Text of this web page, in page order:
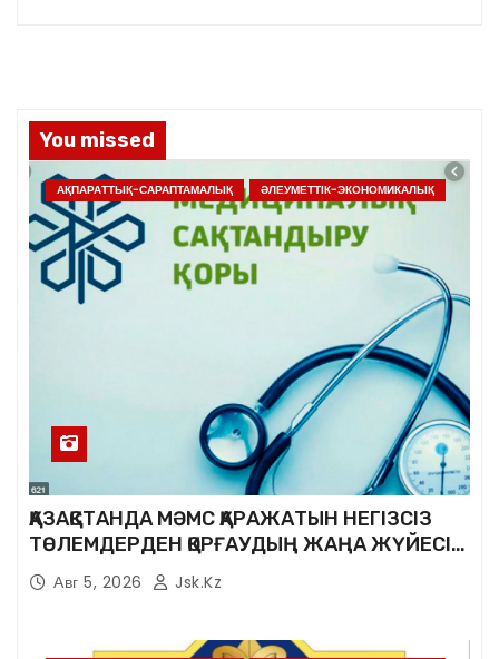
You missed
АҚПАРАТТЫҚ-САРАПТАМАЛЫҚ ӘЛЕУМЕТТІК-ЭКОНОМИКАЛЫҚ
ҚАЗАҚСТАНДА МӘМС ҚАРАЖАТЫН НЕГІЗСІЗ
ТӨЛЕМДЕРДЕН ҚОРҒАУДЫҢ ЖАҢА ЖҮЙЕСІ
ҚҰРЫЛУДА
Авг 5, 2026 Jsk.kz